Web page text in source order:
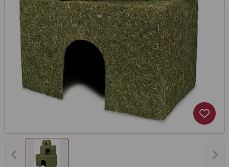
Vorheriges Bild anzeigen